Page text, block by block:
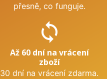
přesně, co funguje.
sync
Až 60 dní na vrácení
zboží
30 dní na vrácení zdarma.